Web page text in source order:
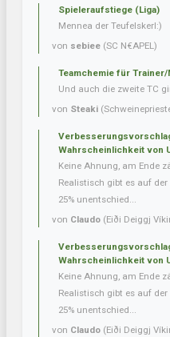
Spieleraufstiege (Liga)
Mennea der Teufelskerl:)
von sebiee (SC N€APEL)
Teamchemie für
Und auch die zweite TC
von Steaki
Wahrscheinlichkeit von
Keine Ahnung, am Ende
Realistisch gibt es auf
25% unentschied...
von Claudo (Eiði Deiggj
Wahrscheinlichkeit von
Keine Ahnung, am Ende
Realistisch gibt es auf
25% unentschied...
von Claudo (Eiði Deiggj